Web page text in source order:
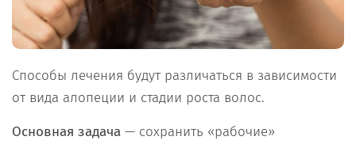
Способы лечения будут различаться в зависимости
от вида алопеции и стадии роста волос.
Основная задача — сохранить «рабочие»